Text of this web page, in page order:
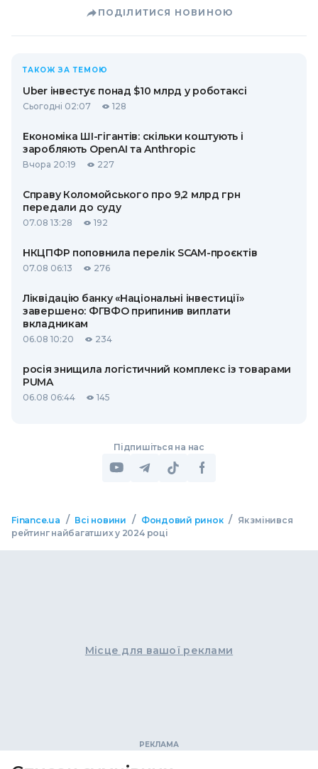
ПОДІЛИТИСЯ НОВИНОЮ
ТАКОЖ ЗА ТЕМОЮ
Uber інвестує понад $10 млрд у роботаксі
Сьогодні 02:07 128
Економіка ШІ-гігантів: скільки коштують і
заробляють OpenAI та Anthropic
Вчора 20:19 227
Справу Коломойського про 9,2 млрд грн
передали до суду
07.08 13:28 192
НКЦПФР поповнила перелік SCAM-проєктів
07.08 06:13 276
Ліквідацію банку «Національні інвестиції»
завершено: ФГВФО припинив виплати
вкладникам
06.08 10:20 234
росія знищила логістичний комплекс із товарами
PUMA
06.08 06:44 145
Підпишіться на нас
Finance.ua / Всі новини / Фондовий ринок / Як змінився
рейтинг найбагатших у 2024 році
Місце для вашої реклами